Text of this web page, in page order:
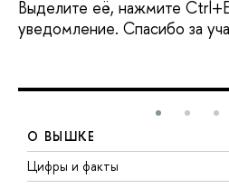
Выделите её, нажмите
уведомление. Спасибо за
О ВЫШКЕ
Цифры и факты